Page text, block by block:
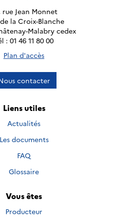
rue Jean Monnet
la Croix-Blanche
Malabry cedex
: 01 46 11 80 00
Plan d'accès
contacter
Liens utiles
Actualités
Les documents
FAQ
Glossaire
Vous êtes
Producteur